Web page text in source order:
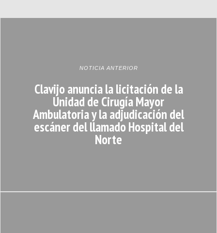
NOTICIA ANTERIOR
Clavijo anuncia la licitación de la
Unidad de Cirugía Mayor
Ambulatoria y la adjudicación del
escáner del llamado Hospital del
Norte